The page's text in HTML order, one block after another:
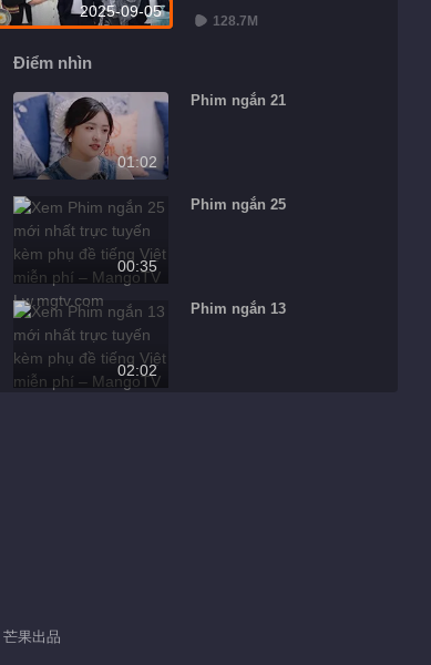
2025-09-05
128.7M
Điểm nhìn
01:02
Phim ngắn 21
00:35
Phim ngắn 25
02:02
Phim ngắn 13
果出品